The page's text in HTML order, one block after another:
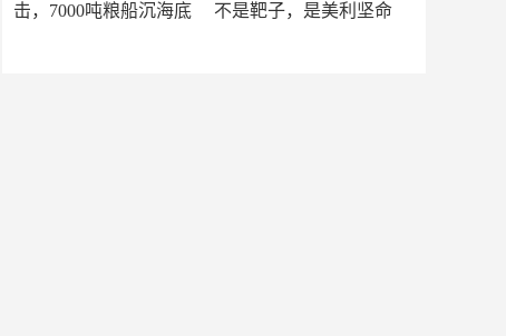
击，7000吨粮船沉海底
不是靶子，是美利坚命